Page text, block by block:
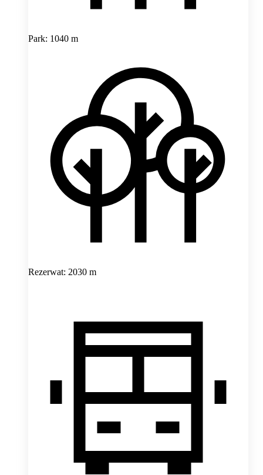
Park: 1040 m
Rezerwat: 2030 m